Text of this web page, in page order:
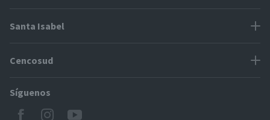
Problemas con tu pedido
Cómo modificar mis datos
Modos de entrega y cobertura
Locales Santa Isabel
Santa Isabel
Proveedores
Cencosud
Paris
Jumbo
Síguenos